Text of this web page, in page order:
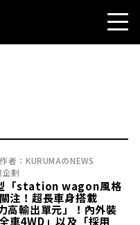
作者： KURUMAのNEWS
企劃
「station wagon風格
注！超長車身搭載
高輸出單元」！內外裝
車4WD」以及「採用